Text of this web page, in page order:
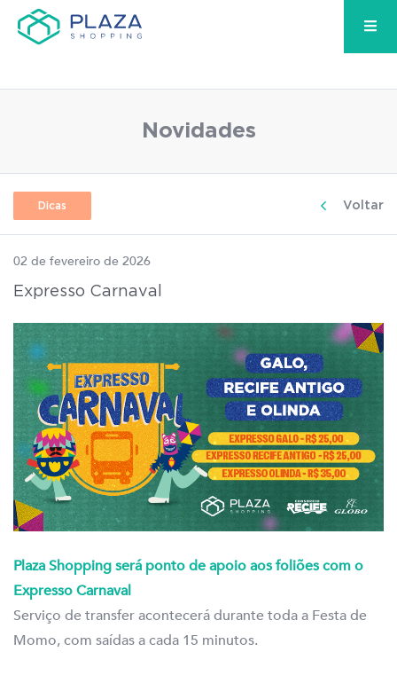
Novidades
Dicas Voltar
02 de fevereiro de 2026
Expresso Carnaval
Plaza Shopping será ponto de apoio aos foliões com o
Expresso Carnaval
Serviço de transfer acontecerá durante toda a Festa de
Momo, com saídas a cada 15 minutos.